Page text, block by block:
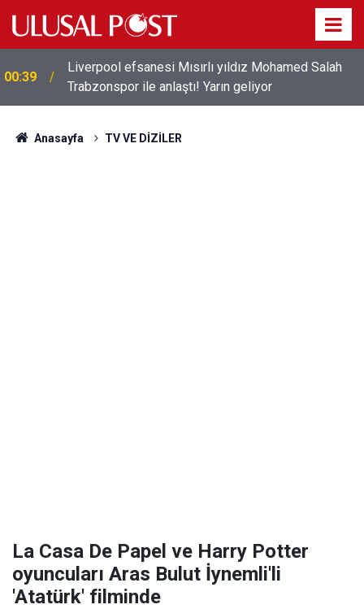
00:39
Liverpool efsanesi Mısırlı yıldız Mohamed Salah
Trabzonspor ile anlaştı! Yarın geliyor
Anasayfa TV VE DİZİLER
La Casa De Papel ve Harry Potter
oyuncuları Aras Bulut İynemli'li
'Atatürk' filminde